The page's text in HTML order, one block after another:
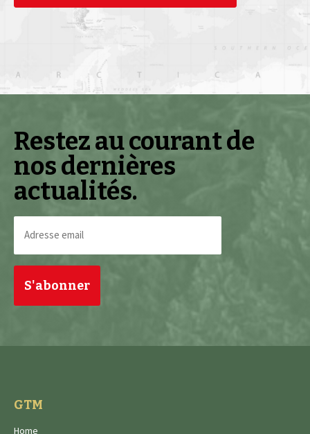
Restez au courant de
nos dernières
actualités.
email
GTM
Home